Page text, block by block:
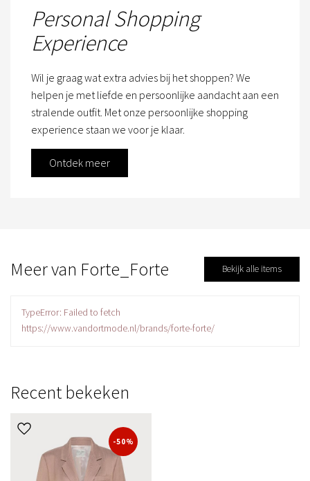
Personal Shopping
Experience
Wil je graag wat extra advies bij het shoppen? We
helpen je met liefde en persoonlijke aandacht aan een
stralende outfit. Met onze persoonlijke shopping
experience staan we voor je klaar.
Ontdek meer
Meer van Forte_Forte Bekijk alle items
TypeError: Failed to fetch
https://www.vandortmode.nl/brands/forte-forte/
Recent bekeken
-50%